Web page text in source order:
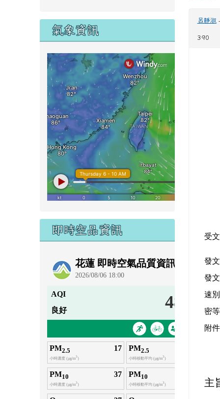
氣象資訊
即時空品資訊
呂靜淑
390
受
發
發
速
密
附
主